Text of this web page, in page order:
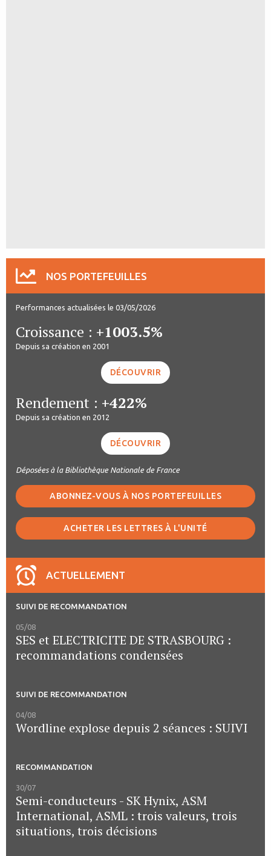
NOS PORTEFEUILLES
Performances actualisées le 03/05/2026
Croissance : +1003.5%
Depuis sa création en 2001
DÉCOUVRIR
Rendement : +422%
Depuis sa création en 2012
DÉCOUVRIR
Déposées à la Bibliothèque Nationale de France
ABONNEZ-VOUS À NOS PORTEFEUILLES
ACHETER LES LETTRES À L'UNITÉ
ACTUELLEMENT
SUIVI DE RECOMMANDATION
05/08
SES et ELECTRICITE DE STRASBOURG :
recommandations condensées
SUIVI DE RECOMMANDATION
04/08
Wordline explose depuis 2 séances : SUIVI
RECOMMANDATION
30/07
Semi-conducteurs - SK Hynix, ASM
International, ASML : trois valeurs, trois
situations, trois décisions